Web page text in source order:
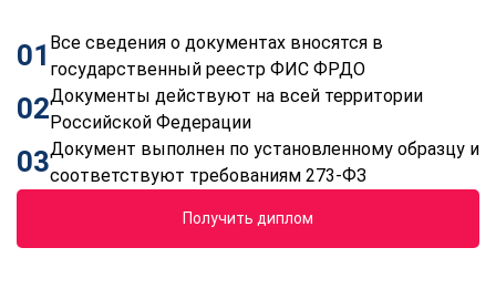
01 Все сведения о документах вносятся в
государственный реестр ФИС ФРДО
02Документы действуют на всей территории
Российской Федерации
03Документ выполнен по установленному образцу и
соответствуют требованиям 273-ФЗ
Получить диплом